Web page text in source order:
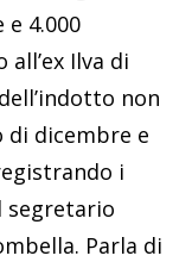
4.000
Ilva di
non
di dicembre e
i
segretario
Parla di